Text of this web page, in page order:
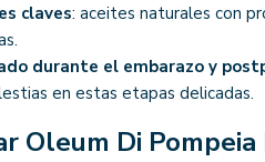
claves: aceites naturales con
durante el embarazo y
en estas etapas delicadas.
Oleum Di